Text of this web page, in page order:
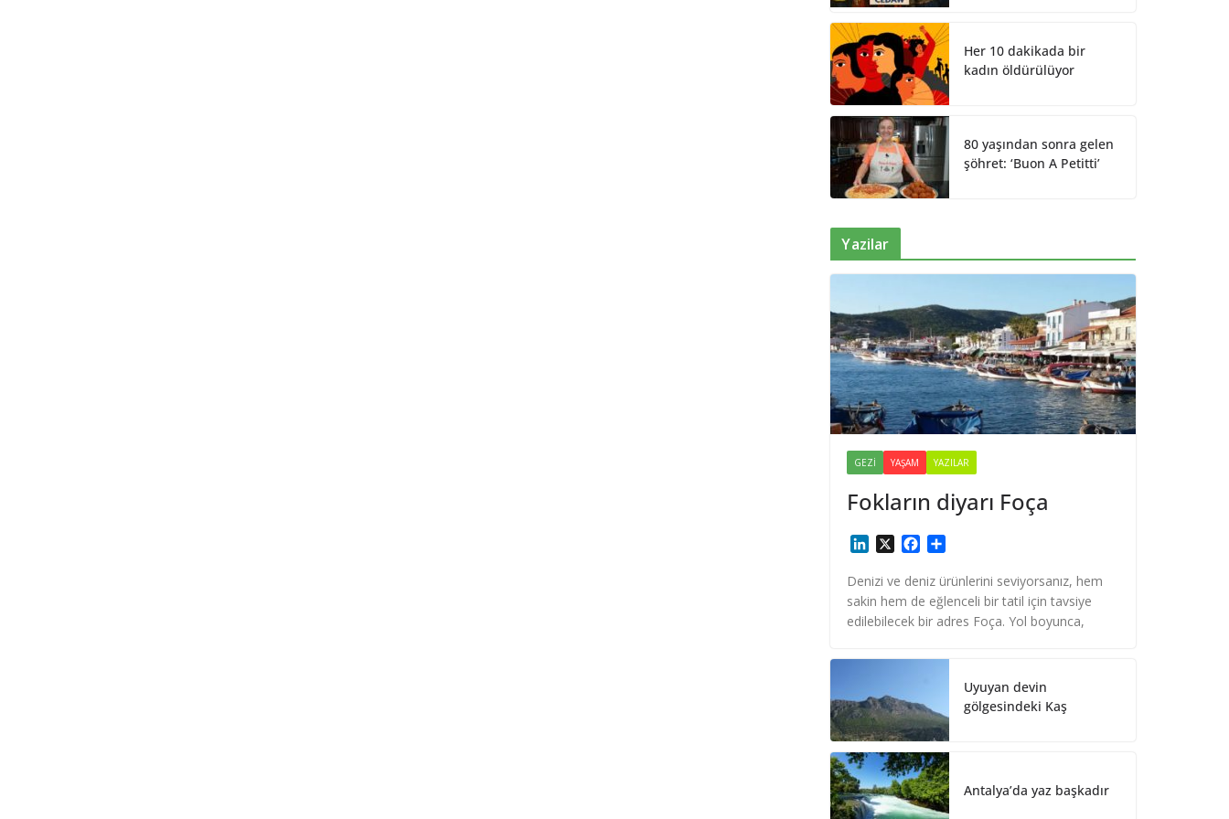
Her 10 dakikada bir
kadın öldürülüyor
80 yaşından sonra gelen
şöhret: ‘Buon A Petitti’
Yazilar
GEZI YAŞAM YAZILAR
Fokların diyarı Foça
n
k
e
I
c
e
b
o
a
r
e
Denizi ve deniz ürünlerini seviyorsanız, hem
sakin hem de eğlenceli bir tatil için tavsiye
edilebilecek bir adres Foça. Yol boyunca,
Uyuyan devin
gölgesindeki Kaş
Antalya’da yaz başkadır